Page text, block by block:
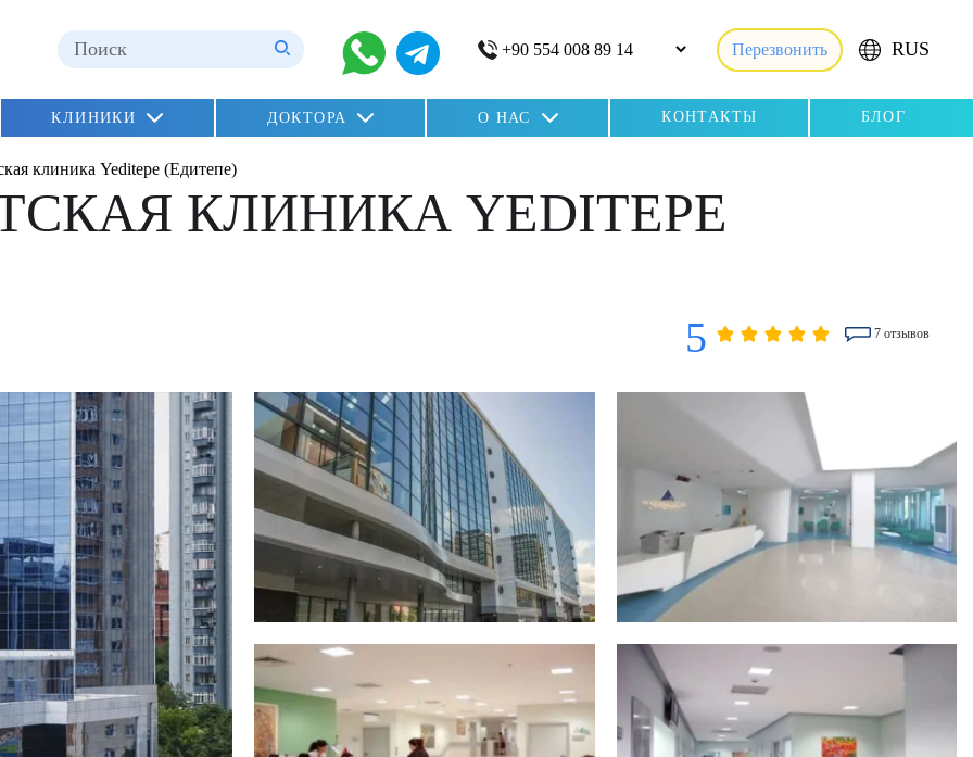
Перезвонить RUS
КЛИНИКИ ДОКТОРА О НАС КОНТАКТЫ БЛОГ
клиника Yeditepe (Едитепе)
КЛИНИКА YEDITEPE
5 7 отзывов
ПОКАЗАТЬ ВСЕ ФОТО ПОКАЗАТЬ ВСЕ ФОТО